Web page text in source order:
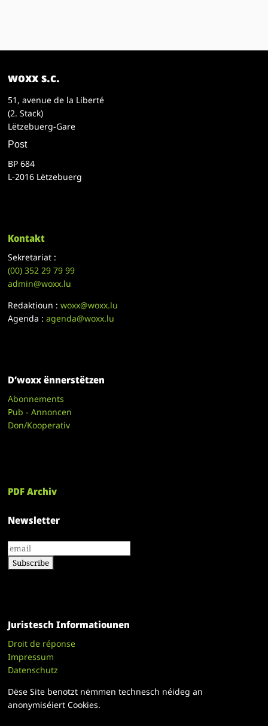
woxx s.c.
51, avenue de la Liberté
(2. Stack)
Lëtzebuerg-Gare
Post
BP 684
L-2016 Lëtzebuerg
Kontakt
Sekretariat :
(00)352 29 79 99
admin@woxx.lu
Redaktioun :woxx@woxx.lu
Agenda :agenda@woxx.lu
D’woxx ënnerstëtzen
Abonnements
Pub - Annoncen
Don/Kooperativ
PDF Archiv
Newsletter
Juristesch Informatiounen
Droit de réponse
Impressum
Datenschutz
Dëse Site benotzt nëmmen technesch néideg an
anonymiséiert Cookies.